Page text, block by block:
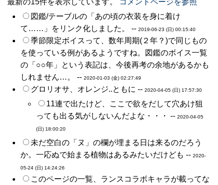
最新の15件を表示しています。
コメントページを参照
図鑑/テーブルの「あの頃の衣装を身に着け
て……」をリンク化しました。 -- 2019-06-23 (日) 00:15:40
季節限定ボイスって、数年周期(２年？)で同じもの
を使っている例があるようですね。図鑑のボイス一覧
の「○○年」という表記は、今後再考の余地があるかも
しれません…。 -- 2020-01-03 (金) 02:27:49
グロリオサ、オレンジ..ともに -- 2020-04-05 (日) 17:57:30
11連で出たけど、ここで欲をだして穴あけ狙
っても出る気がしないんだよな・・・ -- 2020-04-05
(日) 18:00:20
未だ空白の「ヌ」の欄が埋まる日は来るのだろう
か。一応ぬで始まる植物はあるみたいだけども -- 2020-
05-24 (日) 14:24:26
このページの一覧、ランスコラボキャラが載ってな